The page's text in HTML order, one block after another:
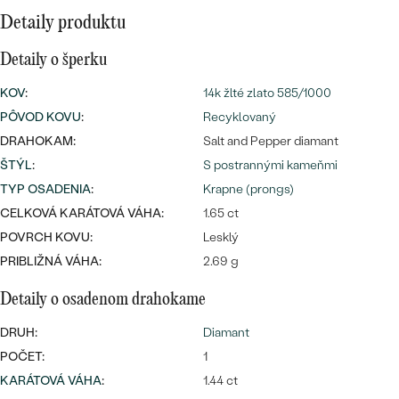
Wave kolekcia
PODĽA TVARU DRAHOKAMU
NA MIERU
DIAMANTY
náušnice
Personalizované
prívesky
OBJAVIŤ
Najpredávanejšie
PREZRIEŤ
Detaily produktu
Detaily o šperku
KOV:
14k žlté zlato 585/1000
PÔVOD KOVU:
Recyklovaný
DRAHOKAM:
Salt and Pepper diamant
ŠTÝL:
S postrannými kameňmi
TYP OSADENIA:
Krapne (prongs)
CELKOVÁ KARÁTOVÁ VÁHA:
1.65 ct
POVRCH KOVU:
Lesklý
PRIBLIŽNÁ VÁHA:
2.69 g
Detaily o osadenom drahokame
DRUH:
Diamant
POČET:
1
KARÁTOVÁ VÁHA:
1.44 ct